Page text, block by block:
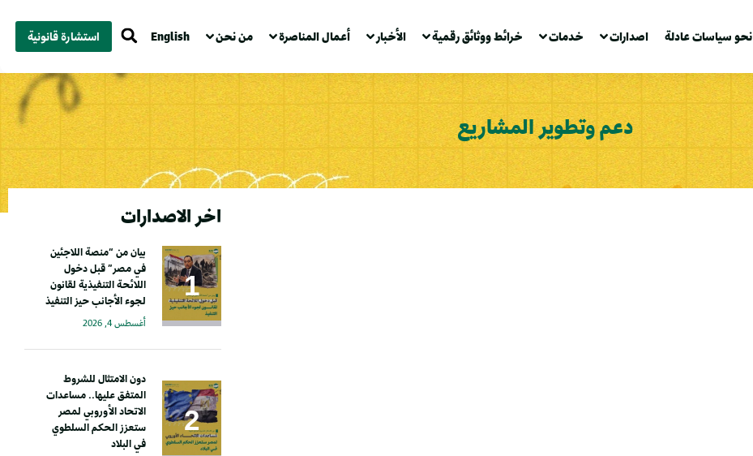
نحو سياسات عادلة اصدارات خدمات خرائط ووثائق رقمية الأخبار أعمال المناصرة من نحن English استشارة قانونية
دعم وتطوير المشاريع
اخر الاصدارات
بيان من “منصة اللاجئين
في مصر” قبل دخول
اللائحة التنفيذية لقانون
لجوء الأجانب حيز التنفيذ
أغسطس 4, 2026
دون الامتثال للشروط
المتفق عليها.. مساعدات
الاتحاد الأوروبي لمصر
ستعزز الحكم السلطوي
في البلاد